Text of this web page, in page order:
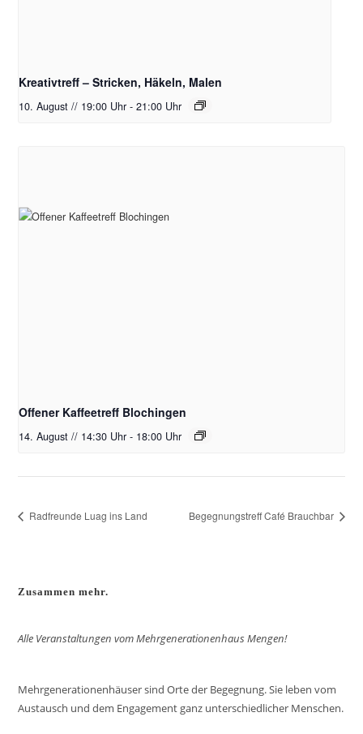
Kreativtreff – Stricken, Häkeln, Malen
10. August // 19:00 Uhr - 21:00 Uhr
Offener Kaffeetreff Blochingen
14. August // 14:30 Uhr - 18:00 Uhr
Radfreunde Luag ins Land Begegnungstreff Café Brauchbar
Zusammen mehr.
Alle Veranstaltungen vom Mehrgenerationenhaus Mengen!
Mehrgenerationenhäuser sind Orte der Begegnung. Sie leben vom
Austausch und dem Engagement ganz unterschiedlicher Menschen.